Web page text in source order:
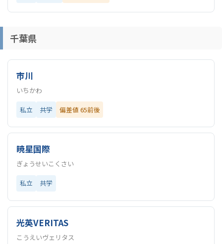
千葉県
市川
いちかわ
私立 共学 偏差値 65前後
暁星国際
ぎょうせいこくさい
私立 共学
光英VERITAS
こうえいヴェリタス